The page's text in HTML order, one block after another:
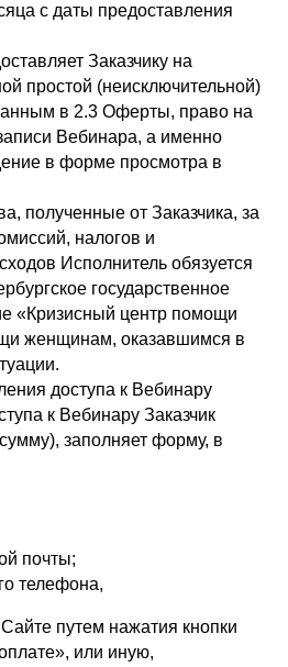
с даты предоставления
Заказчику на
простой (неисключительной)
в 2.3 Оферты, право на
Вебинара, а именно
в форме просмотра в
полученные от Заказчика, за
налогов и
Исполнитель обязуется
государственное
«Кризисный центр помощи
женщинам, оказавшимся в
доступа к Вебинару
к Вебинару Заказчик
заполняет форму, в
почты;
телефона,
путем нажатия кнопки
или иную,